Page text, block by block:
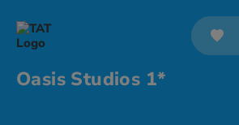
Oasis Studios 1*